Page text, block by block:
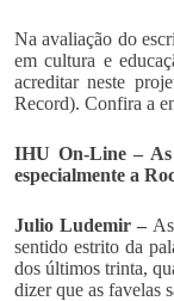
Na avaliação do
em cultura e
acreditar neste
Record). Confira a
IHU On-Line – As
especialmente a
Julio Ludemir –
sentido estrito da
dos últimos trinta,
dizer que as favelas